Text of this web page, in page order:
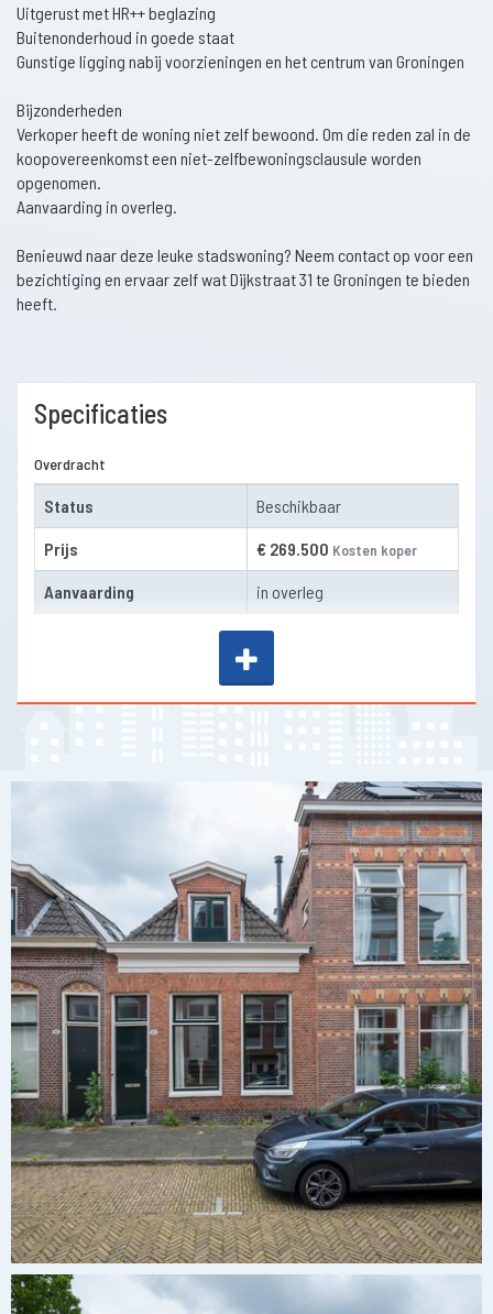
Uitgerust met HR++ beglazing
Buitenonderhoud in goede staat
Gunstige ligging nabij voorzieningen en het centrum van Groningen
Bijzonderheden
Verkoper heeft de woning niet zelf bewoond. Om die reden zal in de
koopovereenkomst een niet-zelfbewoningsclausule worden
opgenomen.
Aanvaarding in overleg.
Benieuwd naar deze leuke stadswoning? Neem contact op voor een
bezichtiging en ervaar zelf wat Dijkstraat 31 te Groningen te bieden
heeft.
Specificaties
Overdracht
Status Beschikbaar
Prijs € 269.500 Kosten koper
Aanvaarding in overleg